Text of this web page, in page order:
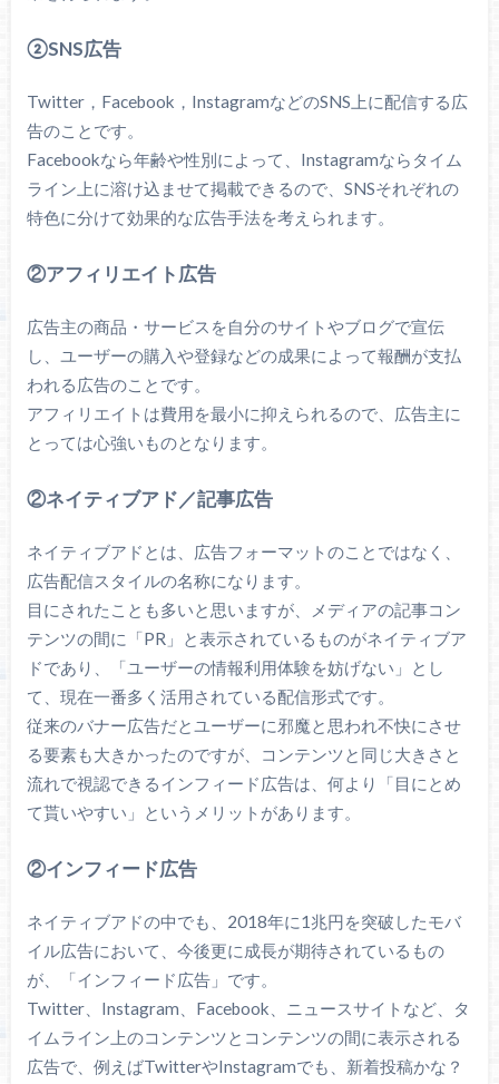
②SNS広告
Twitter，Facebook，InstagramなどのSNS上に配信する広
告のことです。
Facebookなら年齢や性別によって、Instagramならタイム
ライン上に溶け込ませて掲載できるので、SNSそれぞれの
特色に分けて効果的な広告手法を考えられます。
②アフィリエイト広告
広告主の商品・サービスを自分のサイトやブログで宣伝
し、ユーザーの購入や登録などの成果によって報酬が支払
われる広告のことです。
アフィリエイトは費用を最小に抑えられるので、広告主に
とっては心強いものとなります。
②ネイティブアド／記事広告
ネイティブアドとは、広告フォーマットのことではなく、
広告配信スタイルの名称になります。
目にされたことも多いと思いますが、メディアの記事コン
テンツの間に「PR」と表示されているものがネイティブア
ドであり、「ユーザーの情報利用体験を妨げない」とし
て、現在一番多く活用されている配信形式です。
従来のバナー広告だとユーザーに邪魔と思われ不快にさせ
る要素も大きかったのですが、コンテンツと同じ大きさと
流れで視認できるインフィード広告は、何より「目にとめ
て貰いやすい」というメリットがあります。
②インフィード広告
ネイティブアドの中でも、2018年に1兆円を突破したモバ
イル広告において、今後更に成長が期待されているもの
が、「インフィード広告」です。
Twitter、Instagram、Facebook、ニュースサイトなど、タ
イムライン上のコンテンツとコンテンツの間に表示される
広告で、例えばTwitterやInstagramでも、新着投稿かな？